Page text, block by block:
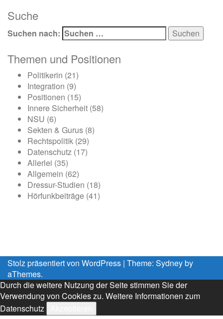
Suche
Suchen nach:
Themen und Positionen
Politikerin (21)
Integration (9)
Positionen (15)
Innere Sicherheit (58)
NSU (6)
Sekten & Gurus (8)
Rechtspolitik (29)
Datenschutz (17)
Allerlei (35)
Allgemein (62)
Dressur-Studien (18)
Hörfunkbeiträge (41)
Stolz präsentiert von WordPress | Theme: Sydneyby
aThemes.
Durch die weitere Nutzung der Seite stimmen Sie der
Verwendung von Cookies zu. Weitere Informationen zum
Datenschutz